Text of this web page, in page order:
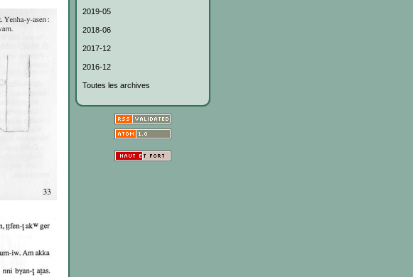
2019-05
2018-06
2017-12
2016-12
Toutes les archives